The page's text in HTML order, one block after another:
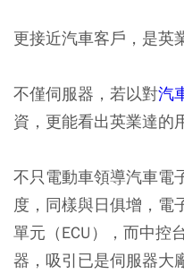
更接近汽車客戶，是英
不僅伺服器，若以對汽
資，更能看出英業達的
不只電動車領導汽車電
度，同樣與日俱增，電
單元（ECU），而中控
器，吸引已是伺服器大